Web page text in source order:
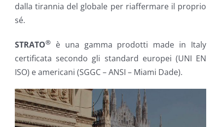
dalla tirannia del globale per riaffermare il proprio
sé.
STRATO®
è una gamma prodotti made in Italy
certificata secondo gli standard europei (UNI EN
ISO) e americani (SGGC – ANSI – Miami Dade).